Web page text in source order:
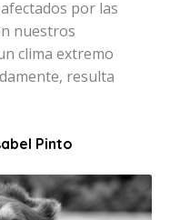
por las
nuestros
clima extremo
resulta
Pinto